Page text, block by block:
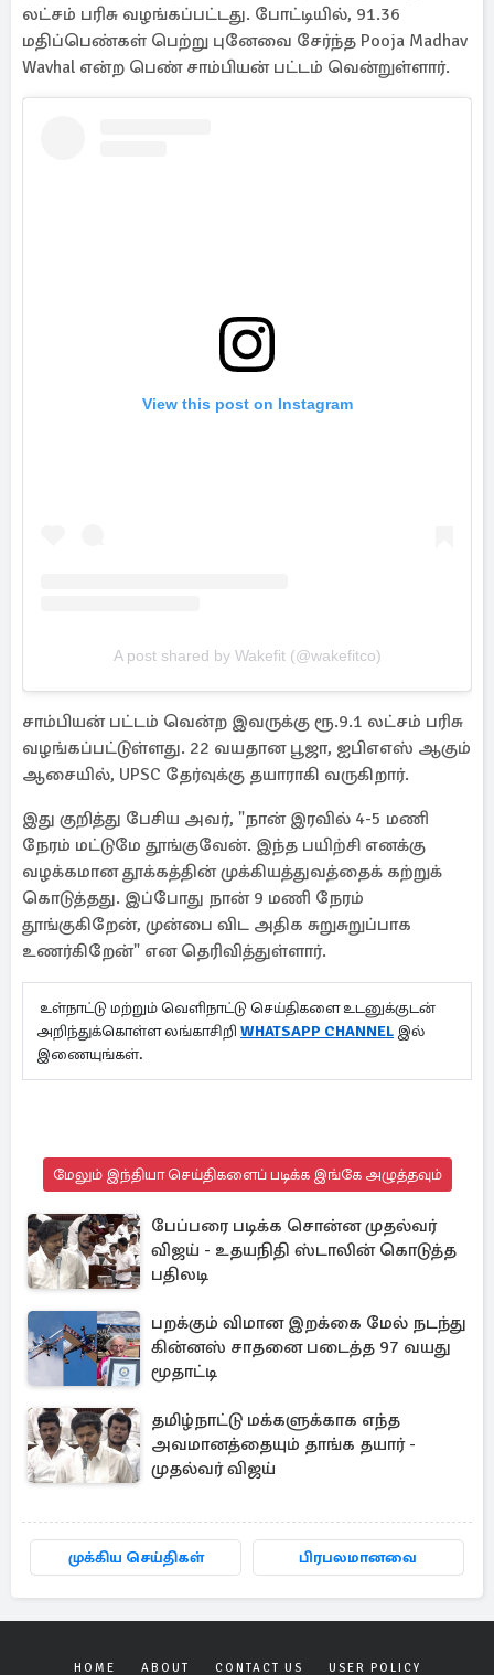
லட்சம் பரிசு வழங்கப்பட்டது. போட்டியில், 91.36
மதிப்பெண்கள் பெற்று புனேவை சேர்ந்த Pooja Madhav
Wavhal என்ற பெண் சாம்பியன் பட்டம் வென்றுள்ளார்.
View this post on Instagram
A post shared by Wakefit (@wakefitco)
சாம்பியன் பட்டம் வென்ற இவருக்கு ரூ.9.1 லட்சம் பரிசு
வழங்கப்பட்டுள்ளது. 22 வயதான பூஜா, ஐபிஎஎஸ் ஆகும்
ஆசையில், UPSC தேர்வுக்கு தயாராகி வருகிறார்.
இது குறித்து பேசிய அவர், "நான் இரவில் 4-5 மணி
நேரம் மட்டுமே தூங்குவேன். இந்த பயிற்சி எனக்கு
வழக்கமான தூக்கத்தின் முக்கியத்துவத்தைக் கற்றுக்
கொடுத்தது. இப்போது நான் 9 மணி நேரம்
தூங்குகிறேன், முன்பை விட அதிக சுறுசுறுப்பாக
உணர்கிறேன்" என தெரிவித்துள்ளார்.
உள்நாட்டு மற்றும் வெளிநாட்டு செய்திகளை உடனுக்குடன்
அறிந்துக்கொள்ள லங்காசிறி WHATSAPP CHANNEL இல்
இணையுங்கள்.
மேலும் இந்தியா செய்திகளைப் படிக்க இங்கே அழுத்தவும்
பேப்பரை படிக்க சொன்ன முதல்வர்
விஜய் - உதயநிதி ஸ்டாலின் கொடுத்த
பதிலடி
பறக்கும் விமான இறக்கை மேல் நடந்து
கின்னஸ் சாதனை படைத்த 97 வயது
மூதாட்டி
தமிழ்நாட்டு மக்களுக்காக எந்த
அவமானத்தையும் தாங்க தயார் -
முதல்வர் விஜய்
முக்கிய செய்திகள் பிரபலமானவை
HOME ABOUT CONTACT US USER POLICY